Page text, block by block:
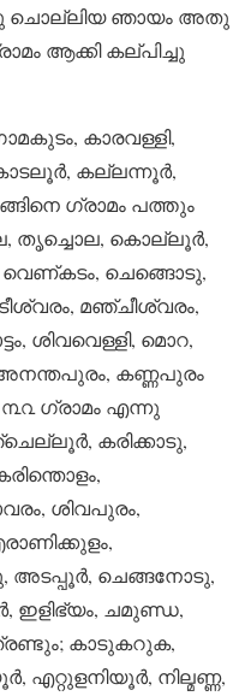
ചൊല്ലിയ ഞായം അതു
ആക്കി കല്പിച്ചു
കാരവള്ളി,
കല്ലന്നൂർ,
ഗ്രാമം പത്തും
തൃച്ചൊല, കൊല്ലൂർ,
വെണ്കടം, ചെങ്ങൊടു,
മഞ്ചീശ്വരം,
ശിവവെള്ളി, മൊറ,
കണ്ണപുരം
൩൨ ഗ്രാമം എന്നു
കരിക്കാടു,
ശിവപുരം,
അടപ്പൂർ, ചെങ്ങനോടു,
ഇളിഭ്യം, ചമുണ്ഡ,
കാടുകറുക,
എറ്റുളനിയൂർ, നില്മണ്ണ,